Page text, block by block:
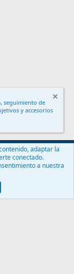
Ayuda
seguimiento de
y accesorios
adaptar la
conectado.
a nuestra